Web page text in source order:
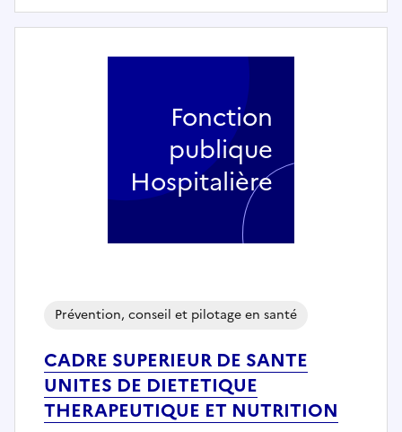
CADRE SUPERIEUR DE SANTE
UNITES DE DIETETIQUE
THERAPEUTIQUE ET NUTRITION
Prévention, conseil et pilotage en santé
Fonction
publique
Hospitalière